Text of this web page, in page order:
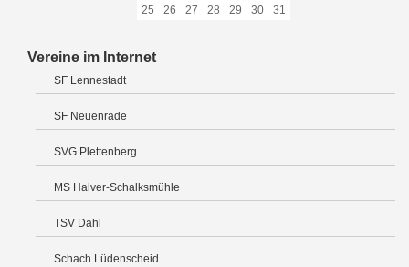
25
26 27 28 29 30 31
Vereine im Internet
SF Lennestadt
SF Neuenrade
SVG Plettenberg
MS Halver-Schalksmühle
TSV Dahl
Schach Lüdenscheid